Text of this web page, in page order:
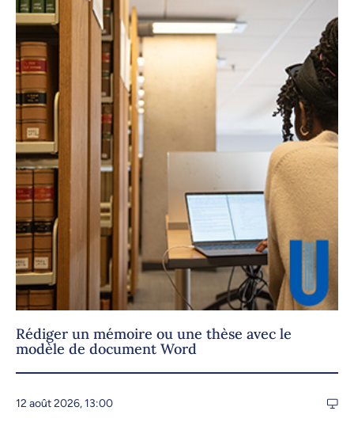
Rédiger un mémoire ou une thèse avec le
modèle de document Word
12 août 2026, 13:00